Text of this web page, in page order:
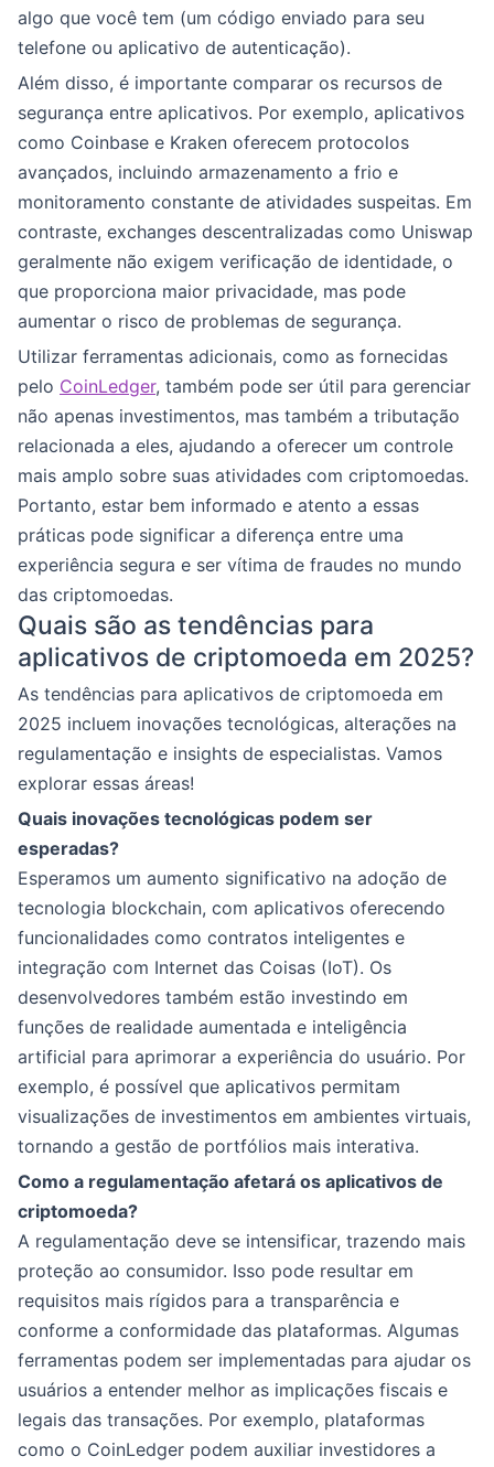
algo que você tem (um código enviado para seu
telefone ou aplicativo de autenticação).
Além disso, é importante comparar os recursos de
segurança entre aplicativos. Por exemplo, aplicativos
como Coinbase e Kraken oferecem protocolos
avançados, incluindo armazenamento a frio e
monitoramento constante de atividades suspeitas. Em
contraste, exchanges descentralizadas como Uniswap
geralmente não exigem verificação de identidade, o
que proporciona maior privacidade, mas pode
aumentar o risco de problemas de segurança.
Utilizar ferramentas adicionais, como as fornecidas
pelo CoinLedger, também pode ser útil para gerenciar
não apenas investimentos, mas também a tributação
relacionada a eles, ajudando a oferecer um controle
mais amplo sobre suas atividades com criptomoedas.
Portanto, estar bem informado e atento a essas
práticas pode significar a diferença entre uma
experiência segura e ser vítima de fraudes no mundo
das criptomoedas.
Quais são as tendências para
aplicativos de criptomoeda em 2025?
As tendências para aplicativos de criptomoeda em
2025 incluem inovações tecnológicas, alterações na
regulamentação e insights de especialistas. Vamos
explorar essas áreas!
Quais inovações tecnológicas podem ser
esperadas?
Esperamos um aumento significativo na adoção de
tecnologia blockchain, com aplicativos oferecendo
funcionalidades como contratos inteligentes e
integração com Internet das Coisas (IoT). Os
desenvolvedores também estão investindo em
funções de realidade aumentada e inteligência
artificial para aprimorar a experiência do usuário. Por
exemplo, é possível que aplicativos permitam
visualizações de investimentos em ambientes virtuais,
tornando a gestão de portfólios mais interativa.
Como a regulamentação afetará os aplicativos de
criptomoeda?
A regulamentação deve se intensificar, trazendo mais
proteção ao consumidor. Isso pode resultar em
requisitos mais rígidos para a transparência e
conforme a conformidade das plataformas. Algumas
ferramentas podem ser implementadas para ajudar os
usuários a entender melhor as implicações fiscais e
legais das transações. Por exemplo, plataformas
como o CoinLedger podem auxiliar investidores a